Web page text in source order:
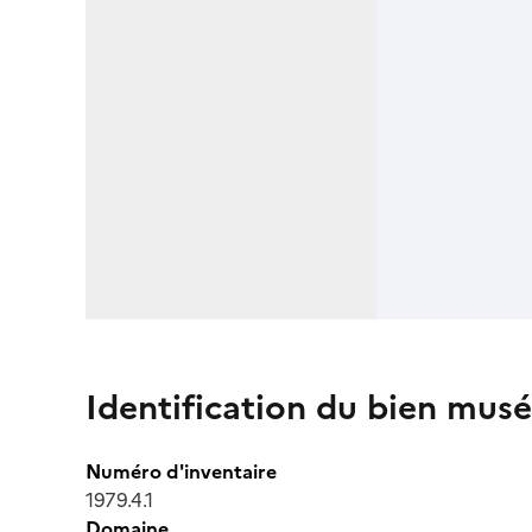
Identification du bien
Numéro d'inventaire
1979.4.1